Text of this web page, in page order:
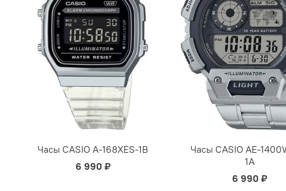
Часы CASIO A-168XES-1B
6 990 ₽
Часы CASIO AE-
1А
6 990 ₽